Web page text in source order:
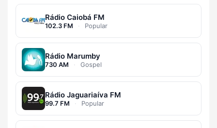
Rádio Caiobá FM
102.3 FM · Popular
Rádio Marumby
730 AM · Gospel
Rádio Jaguariaíva FM
99.7 FM · Popular